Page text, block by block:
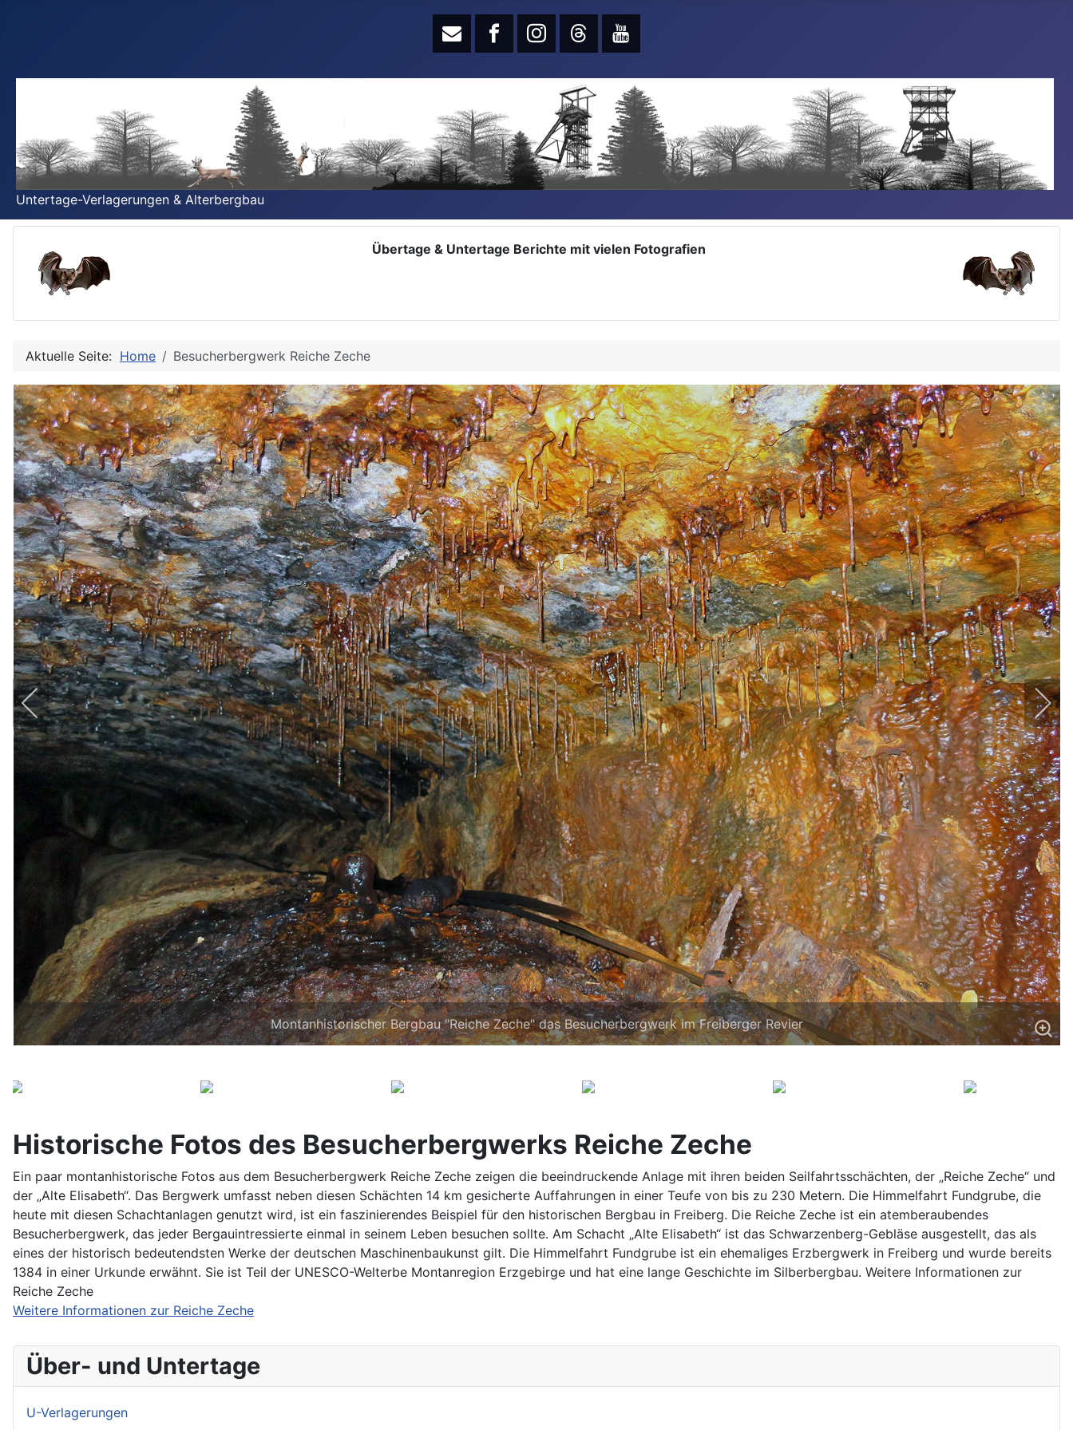
Untertage-Verlagerungen & Alterbergbau
Übertage & Untertage Berichte mit vielen Fotografien
Aktuelle Seite: Home Besucherbergwerk Reiche Zeche
Montanhistorischer Bergbau "Reiche Zeche" das Besucherbergwerk im Freiberger Revier
Historische Fotos des Besucherbergwerks Reiche Zeche
Ein paar montanhistorische Fotos aus dem Besucherbergwerk Reiche Zeche zeigen die beeindruckende Anlage mit ihren beiden Seilfahrtsschächten, der „Reiche Zeche“ und
der „Alte Elisabeth“. Das Bergwerk umfasst neben diesen Schächten 14 km gesicherte Auffahrungen in einer Teufe von bis zu 230 Metern. Die Himmelfahrt Fundgrube, die
heute mit diesen Schachtanlagen genutzt wird, ist ein faszinierendes Beispiel für den historischen Bergbau in Freiberg. Die Reiche Zeche ist ein atemberaubendes
Besucherbergwerk, das jeder Bergauintressierte einmal in seinem Leben besuchen sollte. Am Schacht „Alte Elisabeth“ ist das Schwarzenberg-Gebläse ausgestellt, das als
eines der historisch bedeutendsten Werke der deutschen Maschinenbaukunst gilt. Die Himmelfahrt Fundgrube ist ein ehemaliges Erzbergwerk in Freiberg und wurde bereits
1384 in einer Urkunde erwähnt. Sie ist Teil der UNESCO-Welterbe Montanregion Erzgebirge und hat eine lange Geschichte im Silberbergbau. Weitere Informationen zur
Reiche Zeche
Weitere Informationen zur Reiche Zeche
Über- und Untertage
U-Verlagerungen